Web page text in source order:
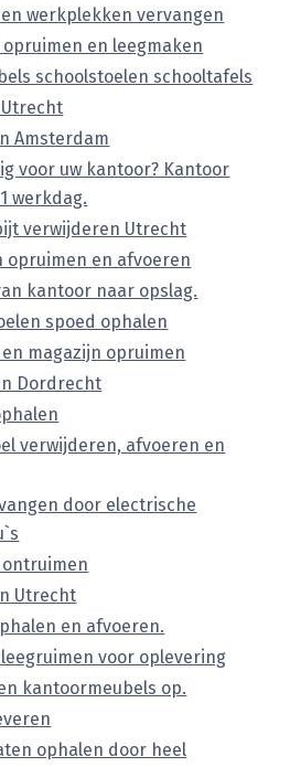
werkplekken vervangen
en leegmaken
schoolstoelen schooltafels
Amsterdam
voor uw kantoor? Kantoor
werkdag.
verwijderen Utrecht
opruimen en afvoeren
kantoor naar opslag.
spoed ophalen
magazijn opruimen
Dordrecht
verwijderen, afvoeren en
door electrische
ontruimen
Utrecht
en afvoeren.
voor oplevering
kantoormeubels op.
ophalen door heel